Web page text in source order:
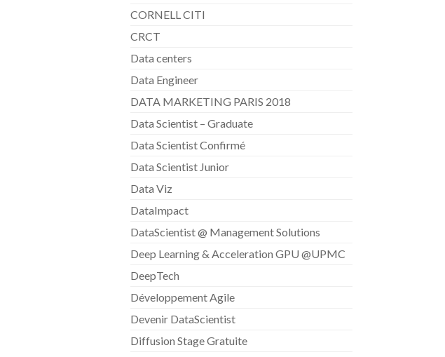
CORNELL CITI
CRCT
Data centers
Data Engineer
DATA MARKETING PARIS 2018
Data Scientist – Graduate
Data Scientist Confirmé
Data Scientist Junior
Data Viz
DataImpact
DataScientist @ Management Solutions
Deep Learning & Acceleration GPU @UPMC
DeepTech
Développement Agile
Devenir DataScientist
Diffusion Stage Gratuite